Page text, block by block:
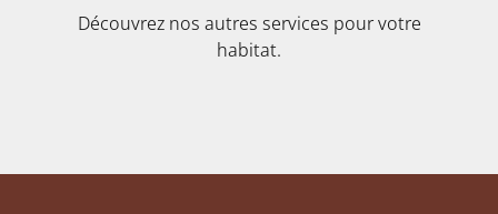
Découvrez nos autres services pour votre
habitat.